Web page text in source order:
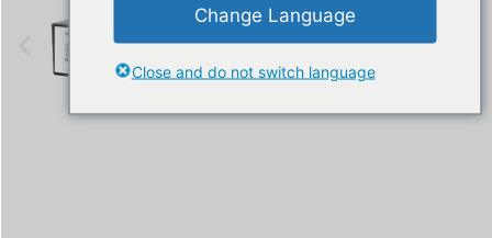
Change Language
Close and do not switch language